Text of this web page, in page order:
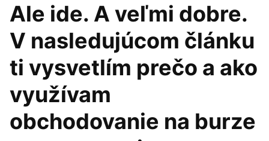
Ale ide. A veľmi dobre.
V nasledujúcom článku
ti vysvetlím prečo a ako
využívam
obchodovanie na burze